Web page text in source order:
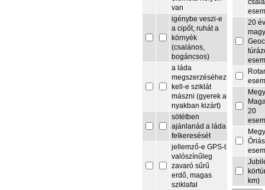
van
igénybe veszi-e
a cipőt, ruhát a
környék
(csalános,
bogáncsos)
a láda
megszerzéséhez
kell-e sziklát
mászni (gyerek a
nyakban kizárt)
sötétben
ajánlanád a láda
felkeresését
jellemző-e GPS-t
valószínűleg
zavaró sűrű
erdő, magas
sziklafal
20
20
km)